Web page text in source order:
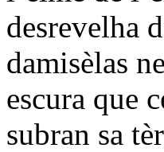
desrevelha
damisèlas
escura que
subran sa